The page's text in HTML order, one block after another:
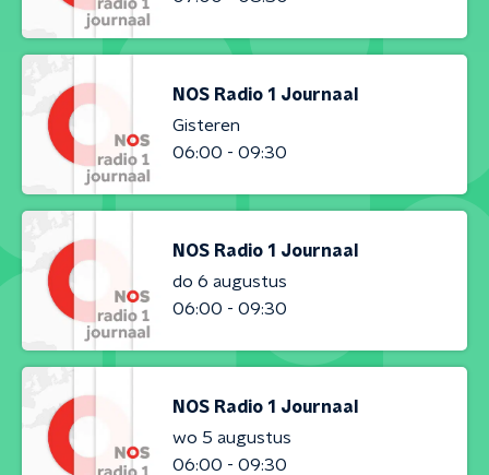
NOS Radio 1 Journaal
Gisteren
06:00 - 09:30
NOS Radio 1 Journaal
do 6 augustus
06:00 - 09:30
NOS Radio 1 Journaal
wo 5 augustus
06:00 - 09:30